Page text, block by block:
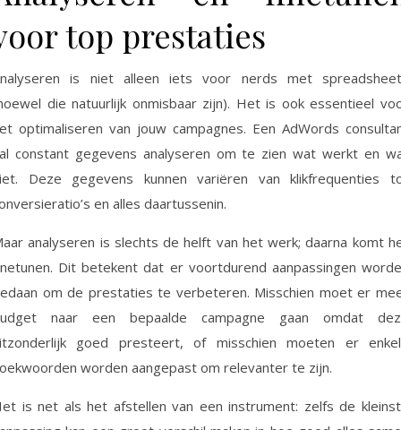
top prestaties
is niet alleen iets voor nerds met
die natuurlijk onmisbaar zijn). Het is ook essentieel
optimaliseren van jouw campagnes. Een AdWords
constant gegevens analyseren om te zien wat werkt en
Deze gegevens kunnen variëren van klikfrequenties
en alles daartussenin.
analyseren is slechts de helft van het werk; daarna komt
Dit betekent dat er voortdurend aanpassingen
om de prestaties te verbeteren. Misschien moet er
naar een bepaalde campagne gaan omdat
goed presteert, of misschien moeten er
worden aangepast om relevanter te zijn.
is net als het afstellen van een instrument: zelfs de